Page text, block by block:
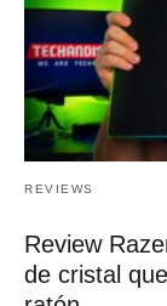
REVIEWS
Review
de cristal